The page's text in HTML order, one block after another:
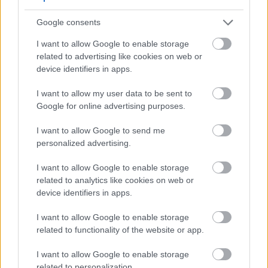
Google consents
I want to allow Google to enable storage
related to advertising like cookies on web or
device identifiers in apps.
I want to allow my user data to be sent to
Google for online advertising purposes.
I want to allow Google to send me
personalized advertising.
I want to allow Google to enable storage
related to analytics like cookies on web or
device identifiers in apps.
I want to allow Google to enable storage
related to functionality of the website or app.
I want to allow Google to enable storage
CrossFit, nổi tiếng với phương pháp tập luyện chức
năng cường độ cao, mang lại nhiều lợi ích cho sức
khỏe. Tuy nhiên, tính chất khắc nghiệt này cũng có
thể dẫn đến một số nguy cơ chấn thương. Các
nghiên cứu gần đây cho thấy tỷ lệ chấn thương tổng
chấn thương thường gặp bao gồm viêm gân, ảnh
hưởng đến vai và khuỷu tay, cũng như đau lưng
Người mới bắt đầu thường có tỷ lệ chấn thương cao
CrossFit dưới sáu tháng. Điều này nhấn mạnh tầm
quan trọng của các chiến lược phòng ngừa chấn
thương hiệu quả. Kỹ thuật đúng và tiến trình tập
luyện dần dần là chìa khóa để tăng cường an toàn và
giảm thiểu rủi ro.
Việc tập luyện dưới sự hướng dẫn của các huấn
luyện viên có trình độ chuyên môn có thể tăng